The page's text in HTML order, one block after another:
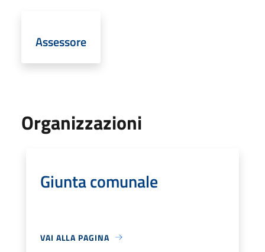
Assessore
Organizzazioni
Giunta comunale
VAI ALLA PAGINA